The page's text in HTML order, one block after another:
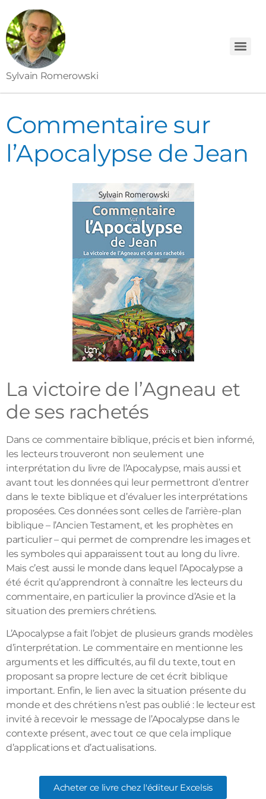
Sylvain Romerowski
Commentaire sur
l’Apocalypse de Jean
La victoire de l’Agneau et
de ses rachetés
Dans ce commentaire biblique, précis et bien informé,
les lecteurs trouveront non seulement une
interprétation du livre de l’Apocalypse, mais aussi et
avant tout les données qui leur permettront d’entrer
dans le texte biblique et d’évaluer les interprétations
proposées. Ces données sont celles de l’arrière-plan
biblique – l’Ancien Testament, et les prophètes en
particulier – qui permet de comprendre les images et
les symboles qui apparaissent tout au long du livre.
Mais c’est aussi le monde dans lequel l’Apocalypse a
été écrit qu’apprendront à connaître les lecteurs du
commentaire, en particulier la province d’Asie et la
situation des premiers chrétiens.
L’Apocalypse a fait l’objet de plusieurs grands modèles
d’interprétation. Le commentaire en mentionne les
arguments et les difficultés, au fil du texte, tout en
proposant sa propre lecture de cet écrit biblique
important. Enfin, le lien avec la situation présente du
monde et des chrétiens n’est pas oublié : le lecteur est
invité à recevoir le message de l’Apocalypse dans le
contexte présent, avec tout ce que cela implique
d’applications et d’actualisations.
Acheter ce livre chez l'éditeur Excelsis